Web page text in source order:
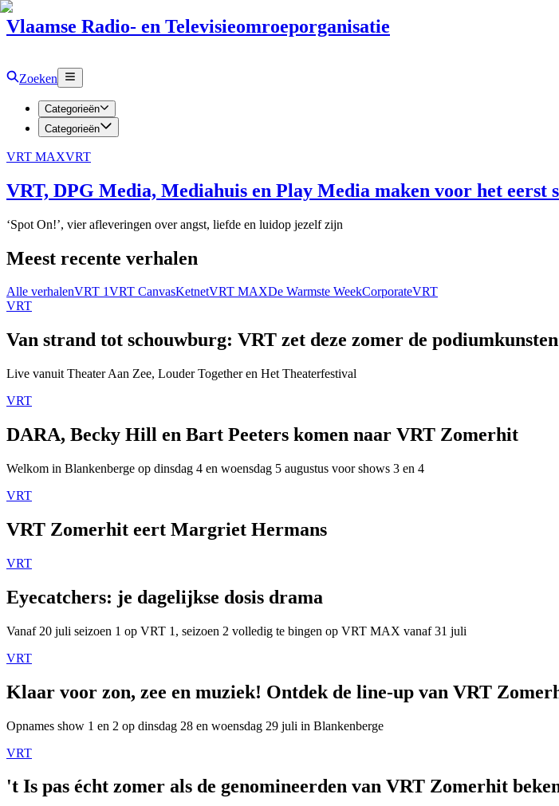
Vlaamse Radio- en Televisieomroeporganisatie
Zoeken
Categorieën
Categorieën
VRT MAXVRT
VRT, DPG Media, Mediahuis en Play Media maken voor het eerst
‘Spot On!’, vier afleveringen over angst, liefde en luidop jezelf zijn
Meest recente verhalen
Alle verhalenVRT 1VRT CanvasKetnetVRT MAXDe Warmste WeekCorporateVRT
VRT
Van strand tot schouwburg: VRT zet deze zomer de
Live vanuit Theater Aan Zee, Louder Together en Het Theaterfestival
VRT
DARA, Becky Hill en Bart Peeters komen naar VRT Zomerhit
Welkom in Blankenberge op dinsdag 4 en woensdag 5 augustus voor shows 3 en 4
VRT
VRT Zomerhit eert Margriet Hermans
VRT
Eyecatchers: je dagelijkse dosis drama
Vanaf 20 juli seizoen 1 op VRT 1, seizoen 2 volledig te bingen op VRT MAX vanaf 31 juli
VRT
Klaar voor zon, zee en muziek! Ontdek de line-up van VRT
Opnames show 1 en 2 op dinsdag 28 en woensdag 29 juli in Blankenberge
VRT
't Is pas écht zomer als de genomineerden van VRT Zomerhit